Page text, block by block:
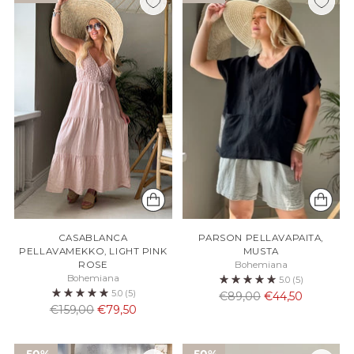
CASABLANCA
PELLAVAMEKKO, LIGHT PINK
ROSE
Bohemiana
5.0 (5)
Normaali
€159,00 €79,50
PARSON PELLAVAPAITA,
MUSTA
Bohemiana
5.0 (5)
Normaali
€89,00 €44,50